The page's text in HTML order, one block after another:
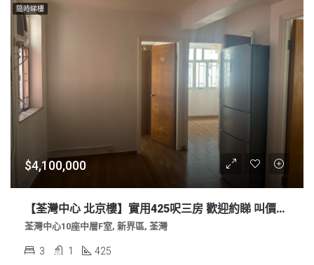
隨時睇樓
$4,100,000
【荃灣中心 北京樓】實用425呎三房 歡迎約睇 叫價410萬
荃灣中心10座中層F室, 新界區, 荃灣
3 1 425